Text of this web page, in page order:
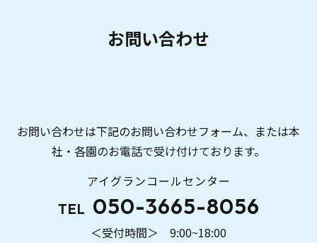
お問い合わせ
お問い合わせは下記のお問い合わせフォーム、または本
社・各園のお電話で受け付けております。
アイグランコールセンター
TEL 050-3665-8056
＜受付時間＞ 9:00~18:00